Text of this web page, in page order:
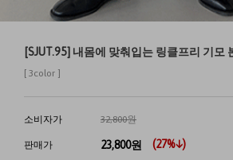
[SJUT.95] 내몸에 맞춰입는 링클프리 기모
[ 3color ]
소비자가 32,800원
판매가 23,800원 (27%↓)